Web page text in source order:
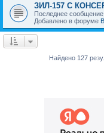
ЗИЛ-157 С
Последнее сообщение
Добавлено в форуме
Найдено 127